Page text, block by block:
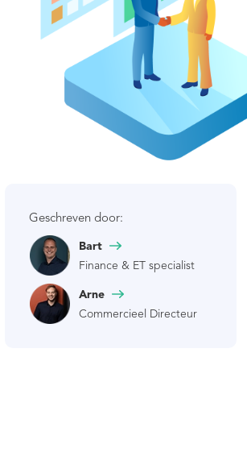
Geschreven door:
Bart
Finance & ET specialist
Arne
Commercieel Directeur